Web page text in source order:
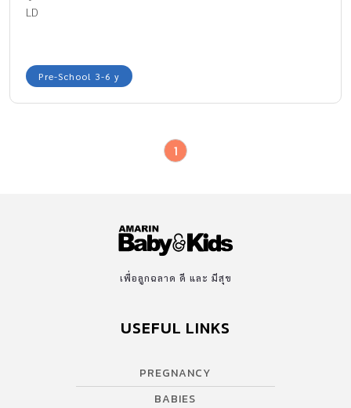
LD
Pre-School 3-6 y
1
เพื่อลูกฉลาด ดี และ มีสุข
USEFUL LINKS
PREGNANCY
BABIES